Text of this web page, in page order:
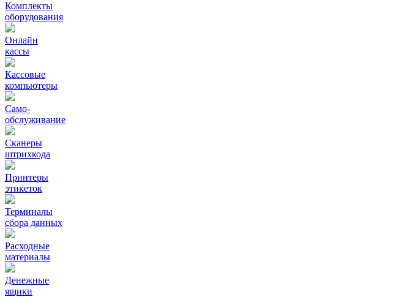
Комплекты
оборудования
Онлайн
кассы
Кассовые
компьютеры
Само-
обслуживание
Сканеры
штрихкода
Принтеры
этикеток
Терминалы
сбора данных
Расходные
материалы
Денежные
ящики